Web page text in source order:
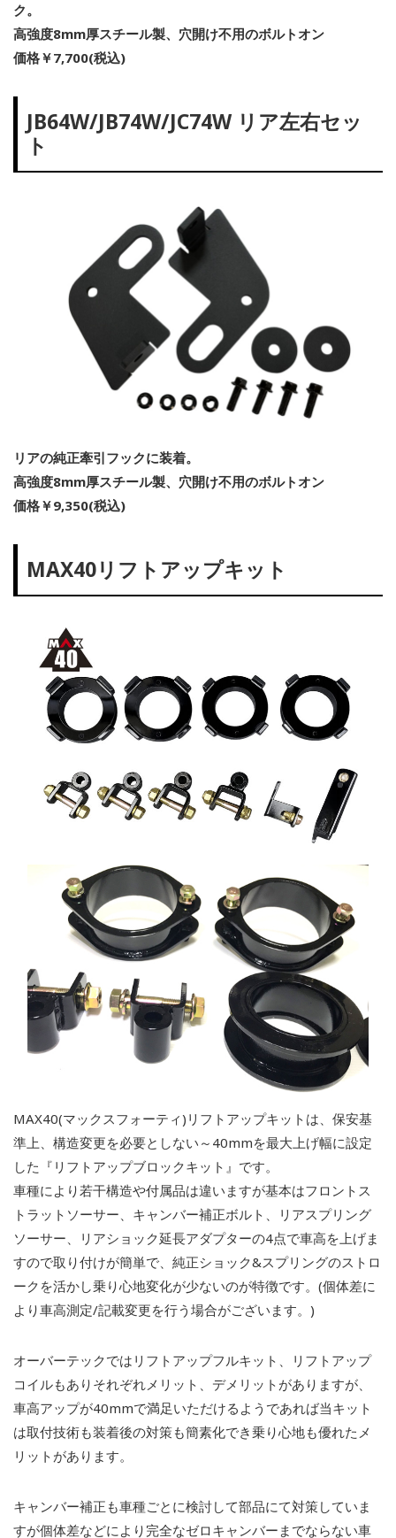
ク。
高強度8mm厚スチール製、穴開け不用のボルトオン
価格￥7,700(税込)
JB64W/JB74W/JC74W リア左右セッ
ト
リアの純正牽引フックに装着。
高強度8mm厚スチール製、穴開け不用のボルトオン
価格￥9,350(税込)
MAX40リフトアップキット
MAX40(マックスフォーティ)リフトアップキットは、保安基
準上、構造変更を必要としない～40mmを最大上げ幅に設定
した『リフトアップブロックキット』です。
車種により若干構造や付属品は違いますが基本はフロントス
トラットソーサー、キャンバー補正ボルト、リアスプリング
ソーサー、リアショック延長アダプターの4点で車高を上げま
すので取り付けが簡単で、純正ショック&スプリングのストロ
ークを活かし乗り心地変化が少ないのが特徴です。(個体差に
より車高測定/記載変更を行う場合がございます。)
オーバーテックではリフトアップフルキット、リフトアップ
コイルもありそれぞれメリット、デメリットがありますが、
車高アップが40mmで満足いただけるようであれば当キット
は取付技術も装着後の対策も簡素化でき乗り心地も優れたメ
リットがあります。
キャンバー補正も車種ごとに検討して部品にて対策していま
すが個体差などにより完全なゼロキャンバーまでならない車